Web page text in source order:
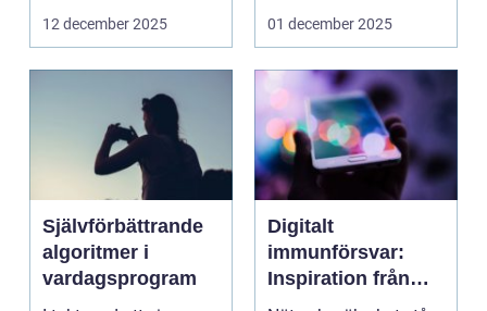
12 december 2025
hela v...
01 december 2025
Självförbättrande
algoritmer i
vardagsprogram
Digitalt
immunförsvar:
Inspiration från
biologiska system